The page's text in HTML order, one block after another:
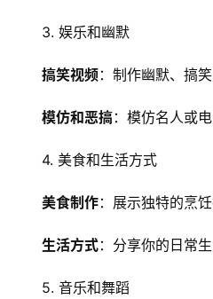
3. 娱乐和幽默
搞笑视频：制作幽默、搞
模仿和恶搞：模仿名人或
4. 美食和生活方式
美食制作：展示独特的烹饪
生活方式：分享你的日常
5. 音乐和舞蹈